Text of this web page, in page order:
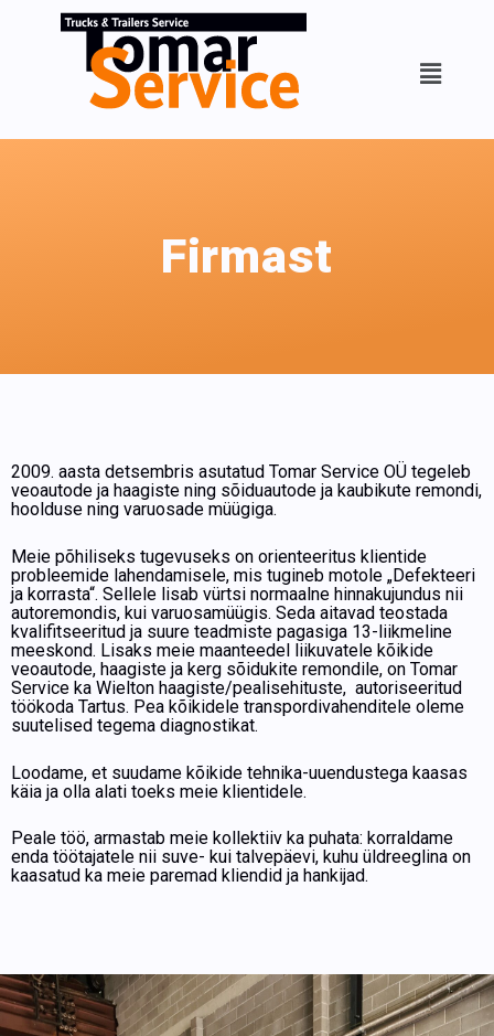
Firmast
2009. aasta detsembris asutatud Tomar Service OÜ tegeleb
veoautode ja haagiste ning sõiduautode ja kaubikute remondi,
hoolduse ning varuosade müügiga.
Meie põhiliseks tugevuseks on orienteeritus klientide
probleemide lahendamisele, mis tugineb motole „Defekteeri
ja korrasta“. Sellele lisab vürtsi normaalne hinnakujundus nii
autoremondis, kui varuosamüügis. Seda aitavad teostada
kvalifitseeritud ja suure teadmiste pagasiga 13-liikmeline
meeskond. Lisaks meie maanteedel liikuvatele kõikide
veoautode, haagiste ja kerg sõidukite remondile, on Tomar
Service ka Wielton haagiste/pealisehituste, autoriseeritud
töökoda Tartus. Pea kõikidele transpordivahenditele oleme
suutelised tegema diagnostikat.
Loodame, et suudame kõikide tehnika-uuendustega kaasas
käia ja olla alati toeks meie klientidele.
Peale töö, armastab meie kollektiiv ka puhata: korraldame
enda töötajatele nii suve- kui talvepäevi, kuhu üldreeglina on
kaasatud ka meie paremad kliendid ja hankijad.